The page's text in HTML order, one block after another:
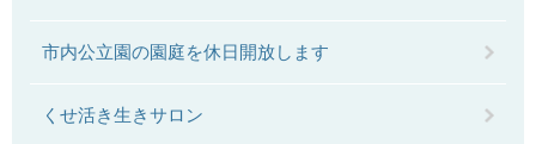
市内公立園の園庭を休日開放します
くせ活き生きサロン